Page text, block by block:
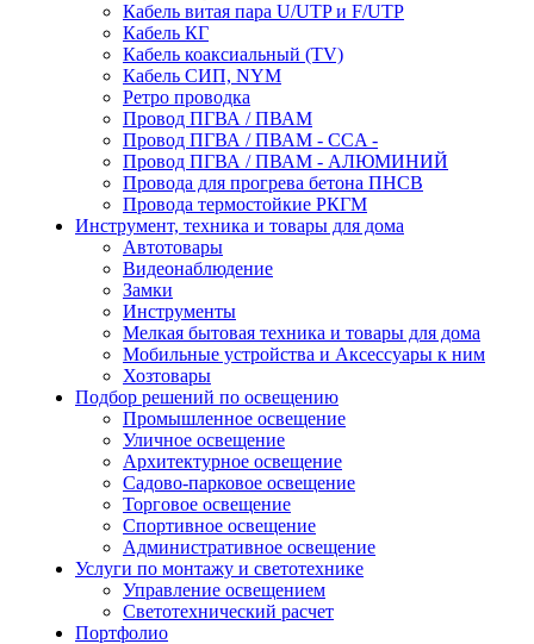
Кабель витая пара U/UTP и F/UTP
Кабель КГ
Кабель коаксиальный (TV)
Кабель СИП, NYM
Ретро проводка
Провод ПГВА / ПВАМ
Провод ПГВА / ПВАМ - CCA -
Провод ПГВА / ПВАМ - АЛЮМИНИЙ
Провода для прогрева бетона ПНСВ
Провода термостойкие РКГМ
Инструмент, техника и товары для дома
Автотовары
Видеонаблюдение
Замки
Инструменты
Мелкая бытовая техника и товары для дома
Мобильные устройства и Аксессуары к ним
Хозтовары
Подбор решений по освещению
Промышленное освещение
Уличное освещение
Архитектурное освещение
Садово-парковое освещение
Торговое освещение
Спортивное освещение
Административное освещение
Услуги по монтажу и светотехнике
Управление освещением
Светотехнический расчет
Портфолио